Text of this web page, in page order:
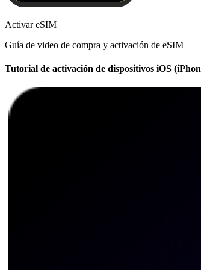
Activar eSIM
Guía de video de compra y activación de eSIM
Tutorial de activación de dispositivos iOS